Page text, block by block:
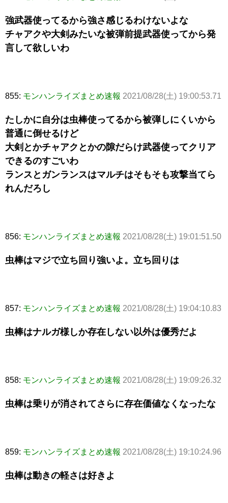
強武器使ってるから強さ感じるわけないよな
チャアクや大剣みたいな被弾前提武器使ってから発
言して欲しいわ
855: モンハンライズまとめ速報 2021/08/28(土) 19:00:53.71
たしかに自分は虫棒使ってるから被弾しにくいから
普通に倒せるけど
大剣とかチャアクとかの隙だらけ武器使ってクリア
できるのすごいわ
ランスとガンランスはマルチはそもそも攻撃当てら
れんだろし
856: モンハンライズまとめ速報 2021/08/28(土) 19:01:51.50
虫棒はマジで立ち回り強いよ。立ち回りは
857: モンハンライズまとめ速報 2021/08/28(土) 19:04:10.83
虫棒はナルガ様しか存在しない以外は優秀だよ
858: モンハンライズまとめ速報 2021/08/28(土) 19:09:26.32
虫棒は乗りが消されてさらに存在価値なくなったな
859: モンハンライズまとめ速報 2021/08/28(土) 19:10:24.96
虫棒は動きの軽さは好きよ